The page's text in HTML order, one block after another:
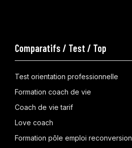
Comparatifs / Test / Top
Test orientation professionnelle
Formation coach de vie
Coach de vie tarif
Love coach
Formation pôle emploi reconversion